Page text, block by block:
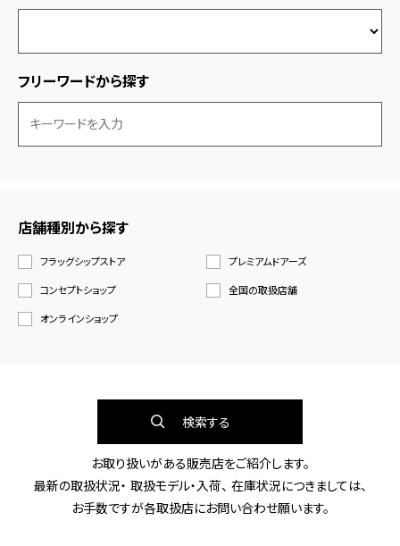
フリーワードから探す
店舗種別から探す
フラッグシップストア
プレミアムドアーズ
コンセプトショップ
全国の取扱店舗
オンラインショップ
検索する
お取り扱いがある販売店をご紹介します。
最新の取扱状況・ 取扱モデル・入荷、 在庫状況につきましては、
お手数ですが各取扱店にお問い合わせ願います。